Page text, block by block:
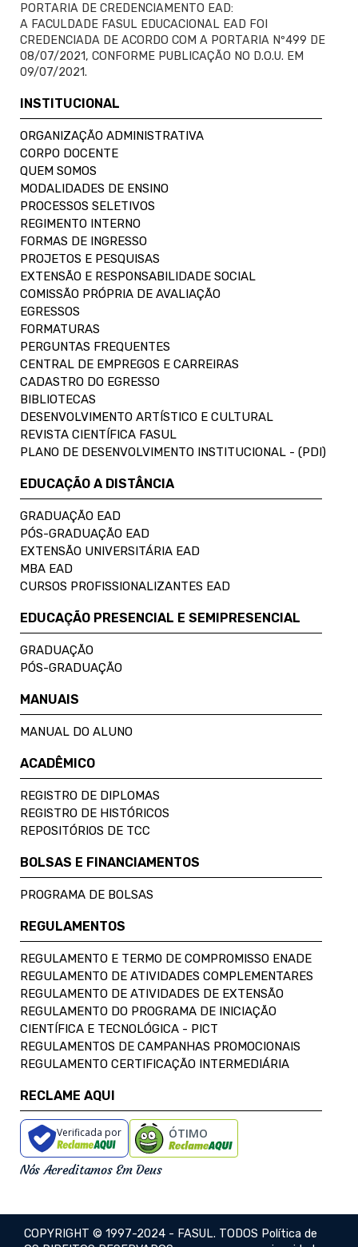
PORTARIA DE CREDENCIAMENTO EAD:
A FACULDADE FASUL EDUCACIONAL EAD FOI
CREDENCIADA DE ACORDO COM A PORTARIA Nº499 DE
08/07/2021, CONFORME PUBLICAÇÃO NO D.O.U. EM
09/07/2021.
INSTITUCIONAL
ORGANIZAÇÃO ADMINISTRATIVA
CORPO DOCENTE
QUEM SOMOS
MODALIDADES DE ENSINO
PROCESSOS SELETIVOS
REGIMENTO INTERNO
FORMAS DE INGRESSO
PROJETOS E PESQUISAS
EXTENSÃO E RESPONSABILIDADE SOCIAL
COMISSÃO PRÓPRIA DE AVALIAÇÃO
EGRESSOS
FORMATURAS
PERGUNTAS FREQUENTES
CENTRAL DE EMPREGOS E CARREIRAS
CADASTRO DO EGRESSO
BIBLIOTECAS
DESENVOLVIMENTO ARTÍSTICO E CULTURAL
REVISTA CIENTÍFICA FASUL
PLANO DE DESENVOLVIMENTO INSTITUCIONAL - (PDI)
EDUCAÇÃO A DISTÂNCIA
GRADUAÇÃO EAD
PÓS-GRADUAÇÃO EAD
EXTENSÃO UNIVERSITÁRIA EAD
MBA EAD
CURSOS PROFISSIONALIZANTES EAD
EDUCAÇÃO PRESENCIAL E SEMIPRESENCIAL
GRADUAÇÃO
PÓS-GRADUAÇÃO
MANUAIS
MANUAL DO ALUNO
ACADÊMICO
REGISTRO DE DIPLOMAS
REGISTRO DE HISTÓRICOS
REPOSITÓRIOS DE TCC
BOLSAS E FINANCIAMENTOS
PROGRAMA DE BOLSAS
REGULAMENTOS
REGULAMENTO E TERMO DE COMPROMISSO ENADE
REGULAMENTO DE ATIVIDADES COMPLEMENTARES
REGULAMENTO DE ATIVIDADES DE EXTENSÃO
REGULAMENTO DO PROGRAMA DE INICIAÇÃO
CIENTÍFICA E TECNOLÓGICA - PICT
REGULAMENTOS DE CAMPANHAS PROMOCIONAIS
REGULAMENTO CERTIFICAÇÃO INTERMEDIÁRIA
RECLAME AQUI
Verificada por ÓTIMO
Nós Acreditamos Em Deus
COPYRIGHT © 1997-2024 - FASUL. TODOS Política de